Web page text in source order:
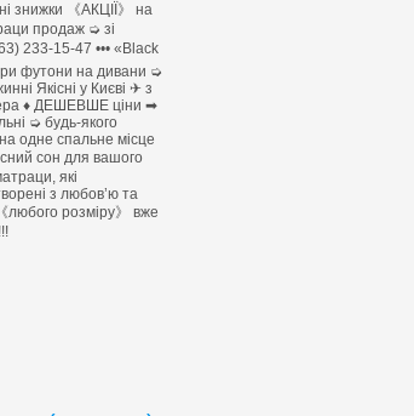
знижки 《АКЦІЇ》 на
продаж ➭ зі
233-15-47 ••• «Black
футони на дивани ➭
Якісні у Києві ✈ з
♦ ДЕШЕВШЕ ціни ➡
➭ будь-якого
одне спальне місце
сон для вашого
які
з любов’ю та
розміру》 вже